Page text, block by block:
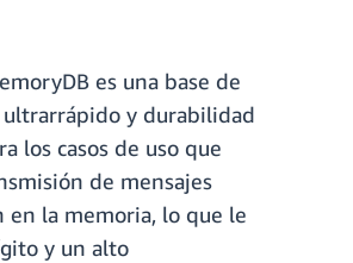
es una base de
y durabilidad
los casos de uso que
de mensajes
en la memoria, lo que le
y un alto